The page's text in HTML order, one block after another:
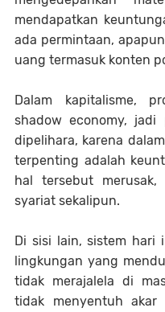
mendapatkan
ada permintaan,
uang termasuk konten
Dalam kapitalisme,
shadow economy,
dipelihara, karena
terpenting adalah
hal tersebut
syariat sekalipun.
Di sisi lain, sistem hari
lingkungan yang
tidak merajalela di
tidak menyentuh akar